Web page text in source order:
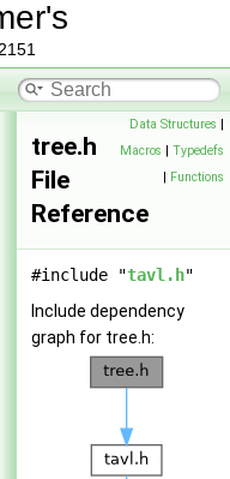
Data Structures |
Macros | Typedefs
| Functions
tree.h
File
Reference
#include "tavl.h"
Include dependency
graph for tree.h: